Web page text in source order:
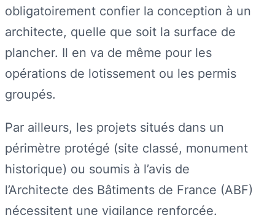
obligatoirement confier la conception à un
architecte, quelle que soit la surface de
plancher. Il en va de même pour les
opérations de lotissement ou les permis
groupés.
Par ailleurs, les projets situés dans un
périmètre protégé (site classé, monument
historique) ou soumis à l’avis de
l’Architecte des Bâtiments de France (ABF)
nécessitent une vigilance renforcée.